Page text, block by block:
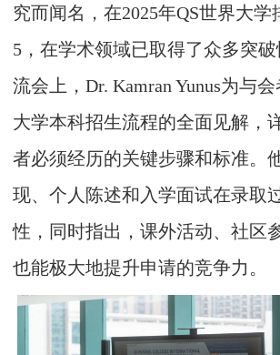
究而闻名，在2025年QS世界大学
5，在学术领域已取得了众多突
流会上，Dr. Kamran Yunus为与
大学本科招生流程的全面见解，
者必须经历的关键步骤和标准。
现、个人陈述和入学面试在录取
性，同时指出，课外活动、社区
也能极大地提升申请的竞争力。